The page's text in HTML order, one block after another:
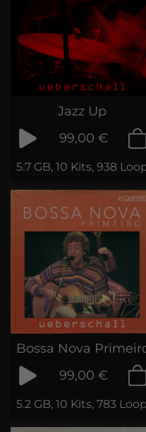
Jazz Up
99,00 €
5.7 GB, 10 Kits, 938
Bossa Nova
99,00 €
5.2 GB, 10 Kits, 783